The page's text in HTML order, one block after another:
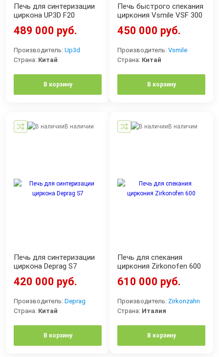
Печь для синтеризации
циркона UP3D F20
489 000 руб.
Производитель: Up3d
Страна: Китай
В корзину
Печь быстрого спекания
циркония Vsmile VSF 300
450 000 руб.
Производитель: Vsmile
Страна: Китай
В корзину
В наличии
Печь для синтеризации
циркона Deprag S7
420 000 руб.
Производитель: Deprag
Страна: Китай
В корзину
В наличии
Печь для спекания
циркония Zirkonofen 600
610 000 руб.
Производитель: Zirkonzahn
Страна: Италия
В корзину